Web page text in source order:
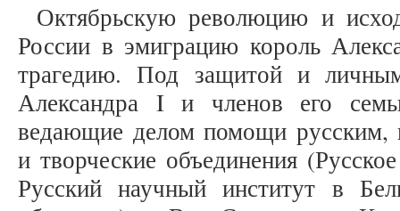
Октябрьскую революцию и
России в эмиграцию король
трагедию. Под защитой и
Александра I и членов его
ведающие делом помощи русским,
и творческие объединения
Русский научный институт в